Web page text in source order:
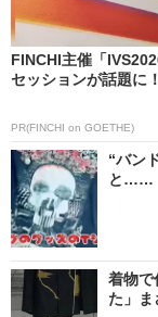
FINCHI主催「
セッションが話題に！
PR(FINCHI on GOETHE)
“バン
と……
着物
た」ま